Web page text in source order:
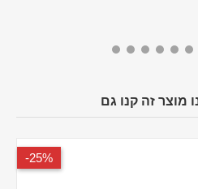
מוצר זה קנו גם
25%-